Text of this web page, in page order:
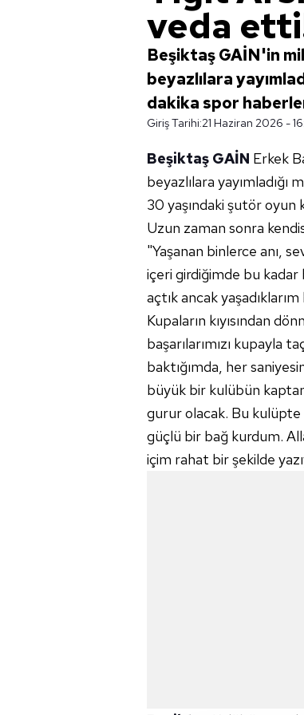
veda
Beşiktaş GAİN'in
beyazlılara
dakika spor
Giriş Tarihi:21 Haziran 2026 -
Beşiktaş GAİN Erkek
beyazlılara yayımladığı
30 yaşındaki şutör oyun
Uzun zaman sonra
"Yaşanan binlerce anı,
içeri girdiğimde bu kadar
açtık ancak
Kupaların kıyısından
başarılarımızı kupayla
baktığımda, her
büyük bir kulübün
gurur olacak. Bu
güçlü bir bağ kurdum.
içim rahat bir şekilde